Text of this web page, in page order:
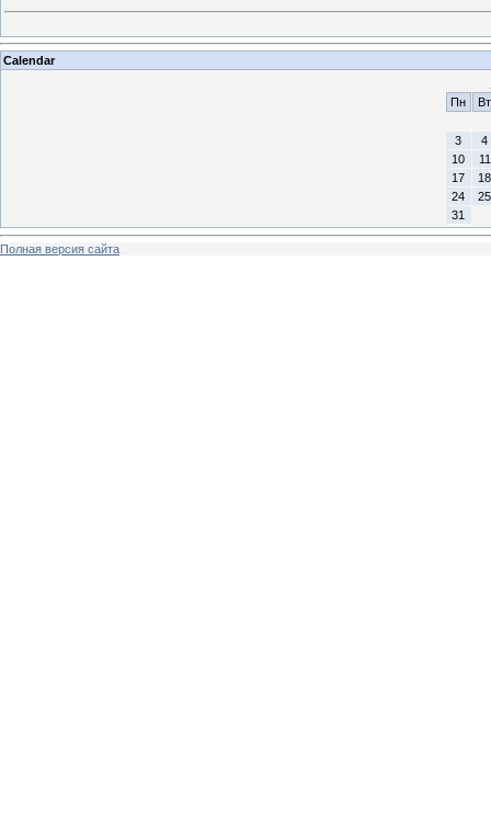
Calendar
Пн
Вт
3
4
10
11
17
18
24
25
31
Полная версия сайта